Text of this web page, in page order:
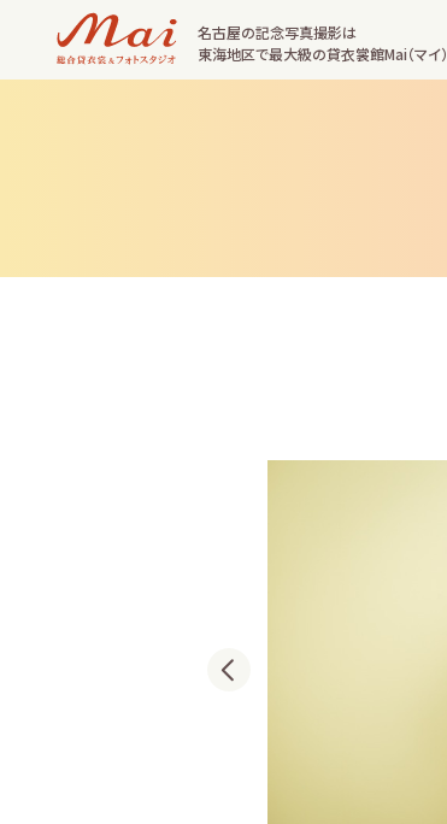
名古屋の記念写真撮影は
東海地区で最大級の貸衣裳館Mai（マイ）